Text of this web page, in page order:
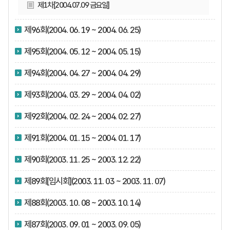
제1차[2004.07.09 금요일]
제96회(2004. 06. 19 ~ 2004. 06. 25)
제95회(2004. 05. 12 ~ 2004. 05. 15)
제94회(2004. 04. 27 ~ 2004. 04. 29)
제93회(2004. 03. 29 ~ 2004. 04. 02)
제92회(2004. 02. 24 ~ 2004. 02. 27)
제91회(2004. 01. 15 ~ 2004. 01. 17)
제90회(2003. 11. 25 ~ 2003. 12. 22)
제89회[임시회](2003. 11. 03 ~ 2003. 11. 07)
제88회(2003. 10. 08 ~ 2003. 10. 14)
제87회(2003. 09. 01 ~ 2003. 09. 05)